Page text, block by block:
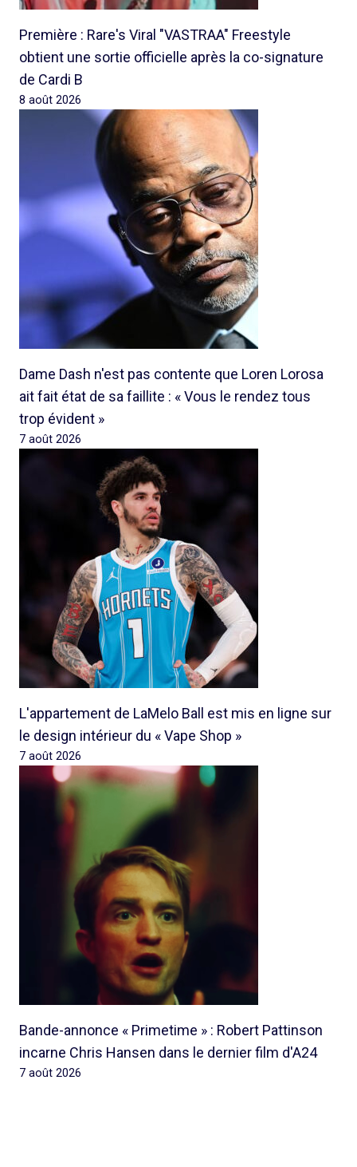
Première : Rare's Viral "VASTRAA" Freestyle
obtient une sortie officielle après la co-signature
de Cardi B
8 août 2026
Dame Dash n'est pas contente que Loren Lorosa
ait fait état de sa faillite : « Vous le rendez tous
trop évident »
7 août 2026
L'appartement de LaMelo Ball est mis en ligne sur
le design intérieur du « Vape Shop »
7 août 2026
Bande-annonce « Primetime » : Robert Pattinson
incarne Chris Hansen dans le dernier film d'A24
7 août 2026